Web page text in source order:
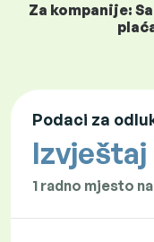
Za kompanije:
Podaci za
Izvještaj
1 radno mjesto